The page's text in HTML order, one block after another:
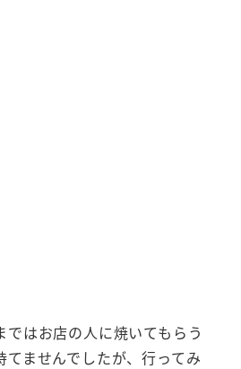
ではお店の人に焼いてもらう
ませんでしたが、行ってみ